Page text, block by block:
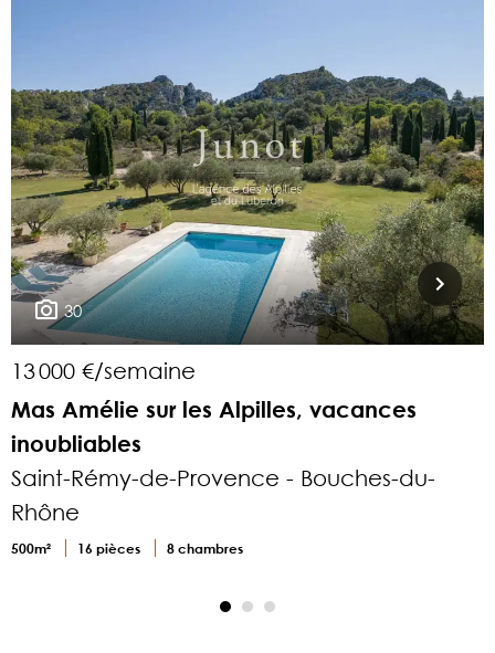
30
13 000 €/semaine
Mas Amélie sur les Alpilles, vacances
inoubliables
Saint-Rémy-de-Provence - Bouches-du-
Rhône
500m² 16 pièces 8 chambres